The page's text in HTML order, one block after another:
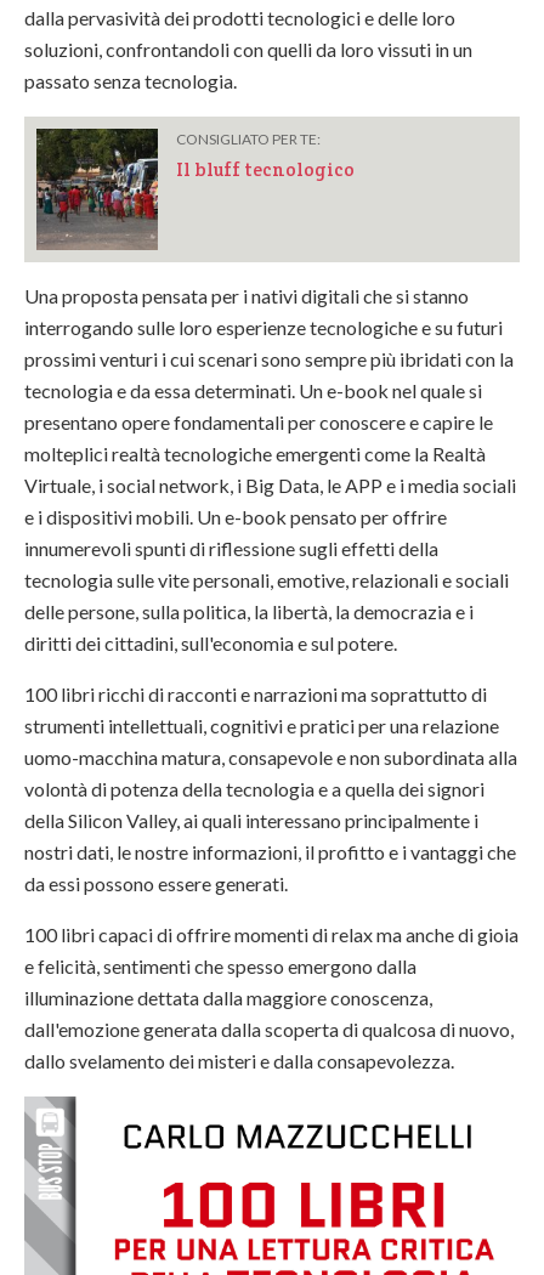
dalla pervasività dei prodotti tecnologici e delle loro
soluzioni, confrontandoli con quelli da loro vissuti in un
passato senza tecnologia.
CONSIGLIATO PER TE:
Il bluff tecnologico
Una proposta pensata per i nativi digitali che si stanno
interrogando sulle loro esperienze tecnologiche e su futuri
prossimi venturi i cui scenari sono sempre più ibridati con la
tecnologia e da essa determinati. Un e-book nel quale si
presentano opere fondamentali per conoscere e capire le
molteplici realtà tecnologiche emergenti come la Realtà
Virtuale, i social network, i Big Data, le APP e i media sociali
e i dispositivi mobili. Un e-book pensato per offrire
innumerevoli spunti di riflessione sugli effetti della
tecnologia sulle vite personali, emotive, relazionali e sociali
delle persone, sulla politica, la libertà, la democrazia e i
diritti dei cittadini, sull'economia e sul potere.
100 libri ricchi di racconti e narrazioni ma soprattutto di
strumenti intellettuali, cognitivi e pratici per una relazione
uomo-macchina matura, consapevole e non subordinata alla
volontà di potenza della tecnologia e a quella dei signori
della Silicon Valley, ai quali interessano principalmente i
nostri dati, le nostre informazioni, il profitto e i vantaggi che
da essi possono essere generati.
100 libri capaci di offrire momenti di relax ma anche di gioia
e felicità, sentimenti che spesso emergono dalla
illuminazione dettata dalla maggiore conoscenza,
dall'emozione generata dalla scoperta di qualcosa di nuovo,
dallo svelamento dei misteri e dalla consapevolezza.